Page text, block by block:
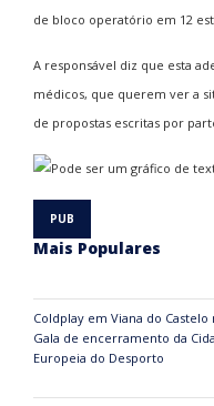
de bloco operatório em 12
A responsável diz que esta
médicos, que querem ver a
de propostas escritas por
Mais Populares
Coldplay em Viana do Castelo
Gala de encerramento da
Europeia do Desporto